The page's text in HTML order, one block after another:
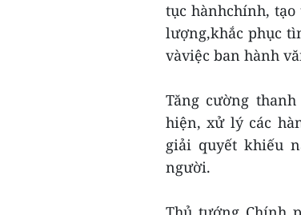
tục hànhchính,
lượng,khắc phục
vàviệc ban hành
Tăng cường
hiện, xử lý các
giải quyết khiếu
người.